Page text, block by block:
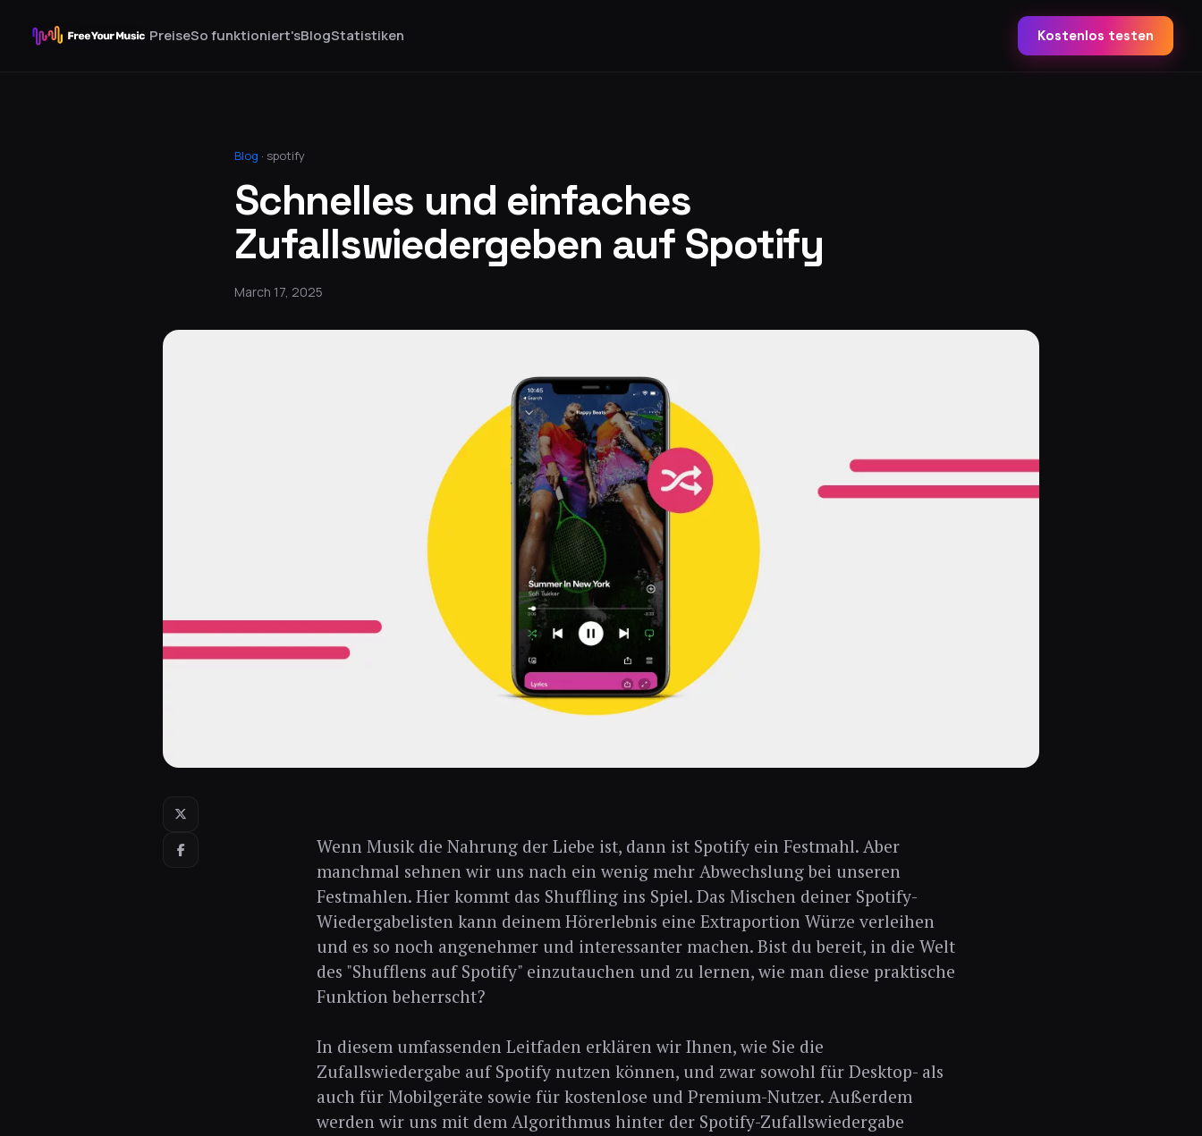
PreiseSo funktioniert'sBlogStatistiken Kostenlos testen
Blog · spotify
Schnelles und einfaches
Zufallswiedergeben auf Spotify
March 17, 2025
Wenn Musik die Nahrung der Liebe ist, dann ist Spotify ein Festmahl. Aber
manchmal sehnen wir uns nach ein wenig mehr Abwechslung bei unseren
Festmahlen. Hier kommt das Shuffling ins Spiel. Das Mischen deiner Spotify-
Wiedergabelisten kann deinem Hörerlebnis eine Extraportion Würze verleihen
und es so noch angenehmer und interessanter machen. Bist du bereit, in die Welt
des "Shufflens auf Spotify" einzutauchen und zu lernen, wie man diese praktische
Funktion beherrscht?
In diesem umfassenden Leitfaden erklären wir Ihnen, wie Sie die
Zufallswiedergabe auf Spotify nutzen können, und zwar sowohl für Desktop- als
auch für Mobilgeräte sowie für kostenlose und Premium-Nutzer. Außerdem
werden wir uns mit dem Algorithmus hinter der Spotify-Zufallswiedergabe